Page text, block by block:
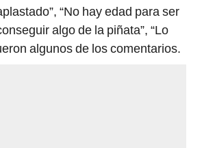
“No hay edad para ser
algo de la piñata”, “Lo
algunos de los comentarios.